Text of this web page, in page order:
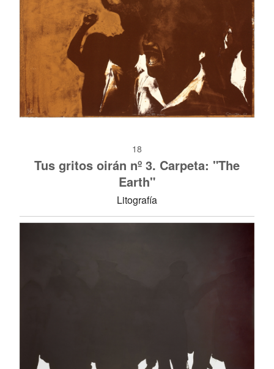
18
Tus gritos oirán nº 3. Carpeta: "The
Earth"
Litografía